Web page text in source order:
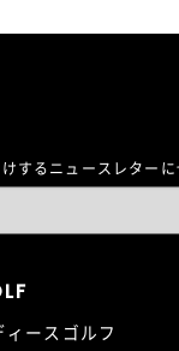
するニュースレターに
ィースゴルフ